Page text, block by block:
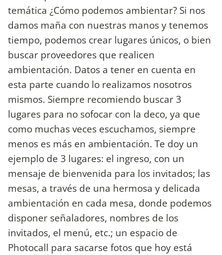
temática ¿Cómo podemos ambientar? Si nos
damos maña con nuestras manos y tenemos
tiempo, podemos crear lugares únicos, o bien
buscar proveedores que realicen
ambientación. Datos a tener en cuenta en
esta parte cuando lo realizamos nosotros
mismos. Siempre recomiendo buscar 3
lugares para no sofocar con la deco, ya que
como muchas veces escuchamos, siempre
menos es más en ambientación. Te doy un
ejemplo de 3 lugares: el ingreso, con un
mensaje de bienvenida para los invitados; las
mesas, a través de una hermosa y delicada
ambientación en cada mesa, donde podemos
disponer señaladores, nombres de los
invitados, el menú, etc.; un espacio de
Photocall para sacarse fotos que hoy está